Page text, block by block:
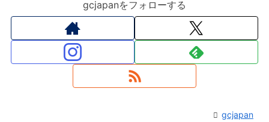
gcjapanをフォローする
gcjapan